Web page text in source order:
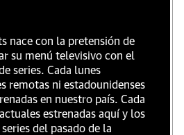
nace con la pretensión de
su menú televisivo con el
series. Cada lunes
remotas ni estadounidenses
en nuestro país. Cada
estrenadas aquí y los
del pasado de la